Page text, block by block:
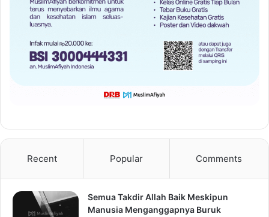
Recent Popular Comments
Semua Takdir Allah Baik Meskipun
Manusia Menganggapnya Buruk